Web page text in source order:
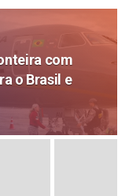
com
o Brasil e